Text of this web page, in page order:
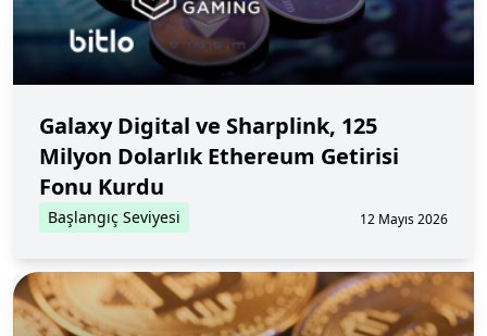
Galaxy Digital ve Sharplink, 125
Milyon Dolarlık Ethereum Getirisi
Fonu Kurdu
Başlangıç Seviyesi 12 Mayıs 2026